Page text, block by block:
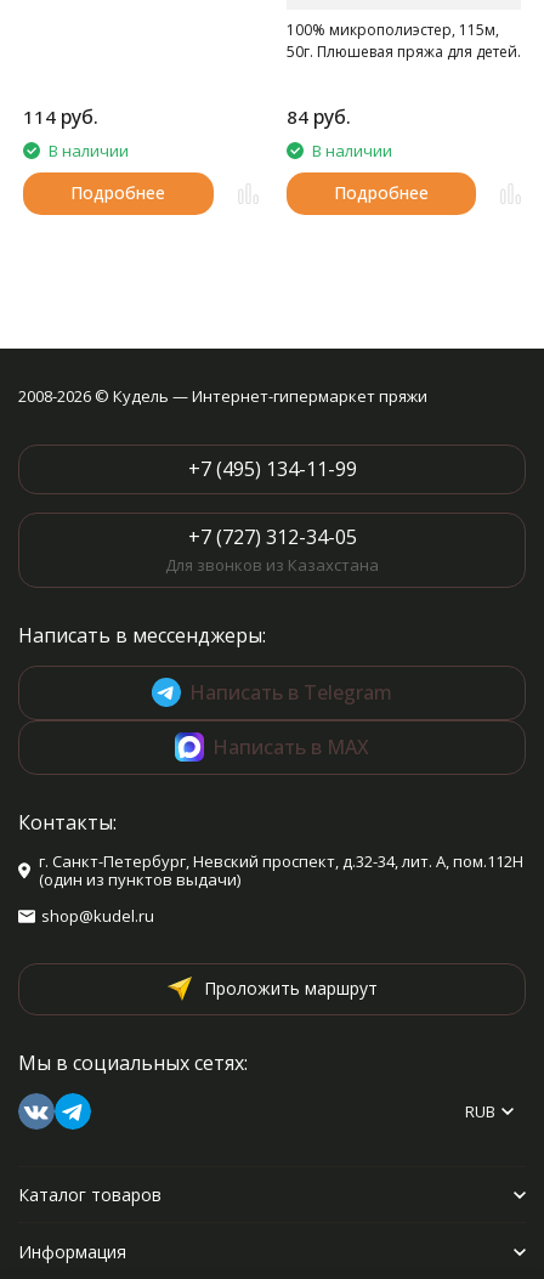
114 руб.
В наличии
Подробнее
100% микрополиэстер, 115м,
50г. Плюшевая пряжа для детей.
84 руб.
В наличии
Подробнее
2008-2026 © Кудель — Интернет-гипермаркет пряжи
+7 (495) 134-11-99
+7 (727) 312-34-05
Для звонков из Казахстана
Написать в мессенджеры:
Написать в Telegram
Написать в MAX
Контакты:
г. Санкт-Петербург, Невский проспект, д.32-34, лит. А, пом.112Н
(один из пунктов выдачи)
shop@kudel.ru
Проложить маршрут
Мы в социальных сетях:
RUB
Каталог товаров
Информация